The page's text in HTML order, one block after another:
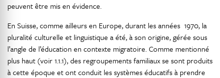
peuvent être mis en évidence.
En Suisse, comme ailleurs en Europe, durant les années 1970, la
pluralité culturelle et linguistique a été, à son origine, gérée sous
l’angle de l’éducation en contexte migratoire. Comme mentionné
plus haut (voir 1.1.1), des regroupements familiaux se sont produits
à cette époque et ont conduit les systèmes éducatifs à prendre